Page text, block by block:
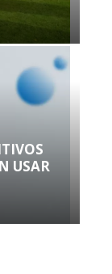
USAR